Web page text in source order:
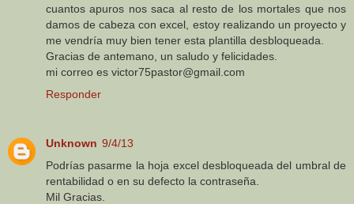
cuantos apuros nos saca al resto de los mortales que nos
damos de cabeza con excel, estoy realizando un proyecto y
me vendría muy bien tener esta plantilla desbloqueada.
Gracias de antemano, un saludo y felicidades.
mi correo es victor75pastor@gmail.com
Responder
Unknown 9/4/13
Podrías pasarme la hoja excel desbloqueada del umbral de
rentabilidad o en su defecto la contraseña.
Mil Gracias.